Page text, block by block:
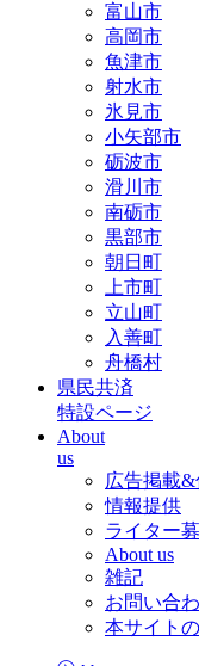
富山市
高岡市
魚津市
射水市
氷見市
小矢部市
砺波市
滑川市
南砺市
黒部市
朝日町
上市町
立山町
入善町
舟橋村
県民共済
特設ページ
About
us
広告掲載
情報提供
ライター
About us
雑記
お問い合
本サイト